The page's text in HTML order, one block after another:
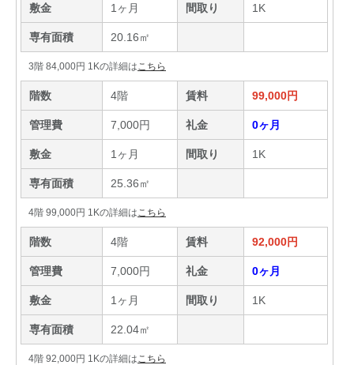
敷金 1ヶ月 間取り 1K
専有面積 20.16㎡
3階 84,000円 1Kの詳細は こちら
階数 4階 賃料 99,000円
管理費 7,000円 礼金 0ヶ月
敷金 1ヶ月 間取り 1K
専有面積 25.36㎡
4階 99,000円 1Kの詳細は こちら
階数 4階 賃料 92,000円
管理費 7,000円 礼金 0ヶ月
敷金 1ヶ月 間取り 1K
専有面積 22.04㎡
4階 92,000円 1Kの詳細は こちら